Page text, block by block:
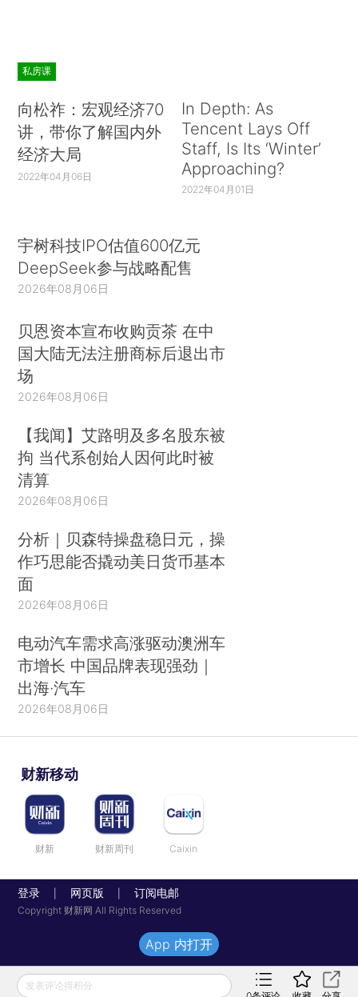
私房课
向松祚：宏观经济70
讲，带你了解国内外
经济大局
2022年04月06日
In Depth: As
Tencent Lays Off
Staff, Is Its ‘Winter’
Approaching?
2022年04月01日
宇树科技IPO估值600亿元
DeepSeek参与战略配售
2026年08月06日
贝恩资本宣布收购贡茶 在中
国大陆无法注册商标后退出市
场
2026年08月06日
【我闻】艾路明及多名股东被
拘 当代系创始人因何此时被
清算
2026年08月06日
分析｜贝森特操盘稳日元，操
作巧思能否撬动美日货币基本
面
2026年08月06日
电动汽车需求高涨驱动澳洲车
市增长 中国品牌表现强劲｜
出海·汽车
2026年08月06日
财新移动
财新 财新周刊 Caixin
登录 网页版 订阅电邮
Copyright 财新网 All Rights Reserved
发表评论得积分
App 内打开